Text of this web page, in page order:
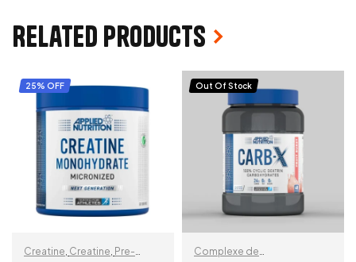
Related products
25% OFF
Creatine, Creatine, Pre-
Out Of Stock
Complexe de